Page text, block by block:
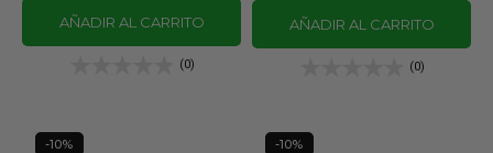
AÑADIR AL CARRITO
(0)
AÑADIR AL CARRITO
(0)
-10% -10%